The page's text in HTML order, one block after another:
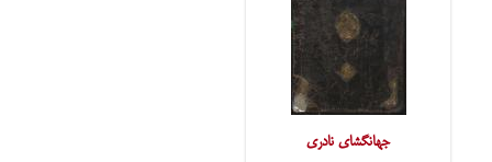
جهانگشای نادری